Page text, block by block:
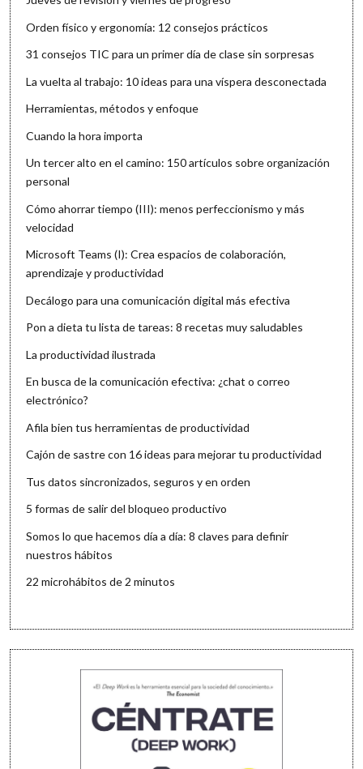
Orden físico y ergonomía: 12 consejos prácticos
31 consejos TIC para un primer día de clase sin sorpresas
La vuelta al trabajo: 10 ideas para una víspera desconectada
Herramientas, métodos y enfoque
Cuando la hora importa
Un tercer alto en el camino: 150 artículos sobre organización
personal
Cómo ahorrar tiempo (III): menos perfeccionismo y más
velocidad
Microsoft Teams (I): Crea espacios de colaboración,
aprendizaje y productividad
Decálogo para una comunicación digital más efectiva
Pon a dieta tu lista de tareas: 8 recetas muy saludables
La productividad ilustrada
En busca de la comunicación efectiva: ¿chat o correo
electrónico?
Afila bien tus herramientas de productividad
Cajón de sastre con 16 ideas para mejorar tu productividad
Tus datos sincronizados, seguros y en orden
5 formas de salir del bloqueo productivo
Somos lo que hacemos día a día: 8 claves para definir
nuestros hábitos
22 microhábitos de 2 minutos